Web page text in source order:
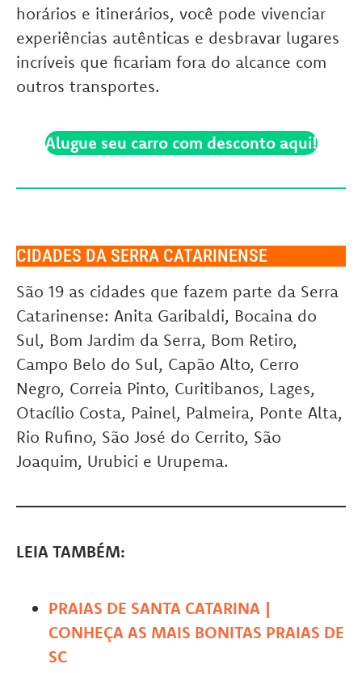
horários e itinerários, você pode vivenciar
experiências autênticas e desbravar lugares
incríveis que ficariam fora do alcance com
outros transportes.
Alugue seu carro com desconto aqui!
CIDADES DA SERRA CATARINENSE
São 19 as cidades que fazem parte da Serra
Catarinense: Anita Garibaldi, Bocaina do
Sul, Bom Jardim da Serra, Bom Retiro,
Campo Belo do Sul, Capão Alto, Cerro
Negro, Correia Pinto, Curitibanos, Lages,
Otacílio Costa, Painel, Palmeira, Ponte Alta,
Rio Rufino, São José do Cerrito, São
Joaquim, Urubici e Urupema.
LEIA TAMBÉM:
PRAIAS DE SANTA CATARINA |
CONHEÇA AS MAIS BONITAS PRAIAS DE
SC